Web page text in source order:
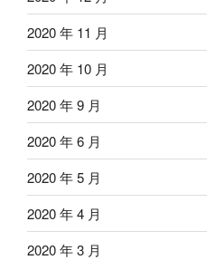
2020 年 11 月
2020 年 10 月
2020 年 9 月
2020 年 6 月
2020 年 5 月
2020 年 4 月
2020 年 3 月